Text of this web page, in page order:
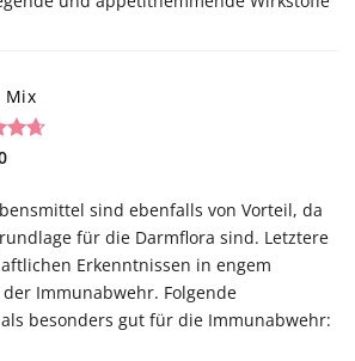
Mix
4.65
sind ebenfalls von Vorteil, da
für die Darmflora sind. Letztere
Erkenntnissen in engem
Immunabwehr. Folgende
besonders gut für die Immunabwehr: